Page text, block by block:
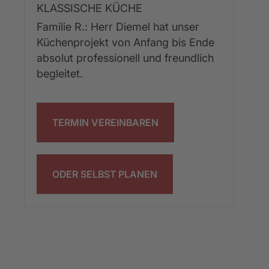
KLASSISCHE KÜCHE
Familie R.: Herr Diemel hat unser
Küchenprojekt von Anfang bis Ende
absolut professionell und freundlich
begleitet.
TERMIN VEREINBAREN
ODER SELBST PLANEN